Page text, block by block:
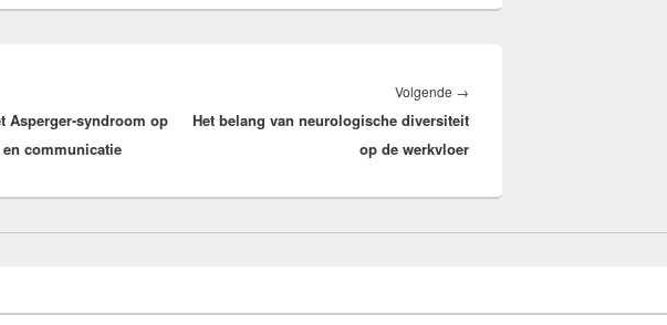
Asperger-syndroom op
communicatie
Volgende →
bericht:
Het belang van neurologische diversiteit
op de werkvloer